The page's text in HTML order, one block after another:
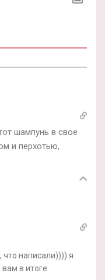
шампунь в свое
и перхотью,
что написали)))) я
в итоге